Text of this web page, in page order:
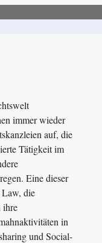
immer wieder
auf, die
Tätigkeit im
Eine dieser
die
ihre
in
und Social-